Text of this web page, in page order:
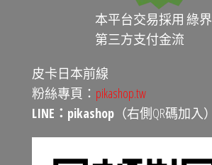
本平台交易採用 綠界
第三方支付金流
皮卡日本前線
粉絲專頁： pikashop.tw
LINE：pikashop （右側QR碼加入）